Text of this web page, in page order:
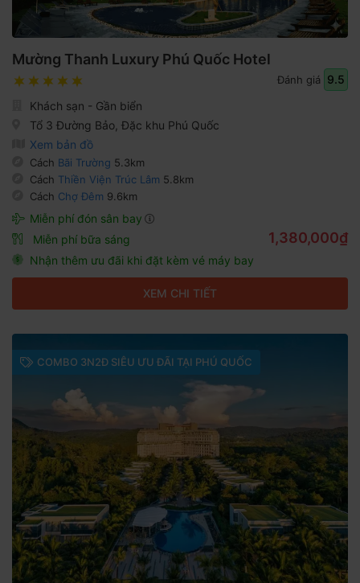
Mường Thanh Luxury Phú Quốc Hotel
Đánh giá
9.5
Khách sạn - Gần biển
Tổ 3 Đường Bảo, Đặc khu Phú Quốc
Xem bản đồ
Cách Bãi Trường 5.3km
Cách Thiền Viện Trúc Lâm 5.8km
Cách Chợ Đêm 9.6km
Miễn phí đón sân bay
Miễn phí bữa sáng
Nhận thêm ưu đãi khi đặt kèm vé máy bay
1,380,000₫
XEM CHI TIẾT
COMBO 3N2Đ SIÊU ƯU ĐÃI TẠI PHÚ QUỐC